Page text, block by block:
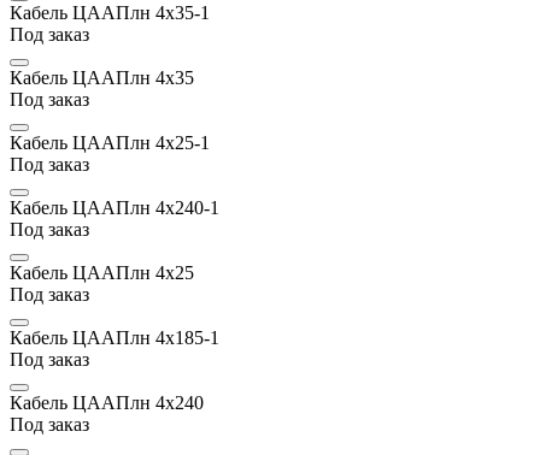
Кабель ЦААПлн 4х35-1
Под заказ
Кабель ЦААПлн 4х35
Под заказ
Кабель ЦААПлн 4х25-1
Под заказ
Кабель ЦААПлн 4х240-1
Под заказ
Кабель ЦААПлн 4х25
Под заказ
Кабель ЦААПлн 4х185-1
Под заказ
Кабель ЦААПлн 4х240
Под заказ